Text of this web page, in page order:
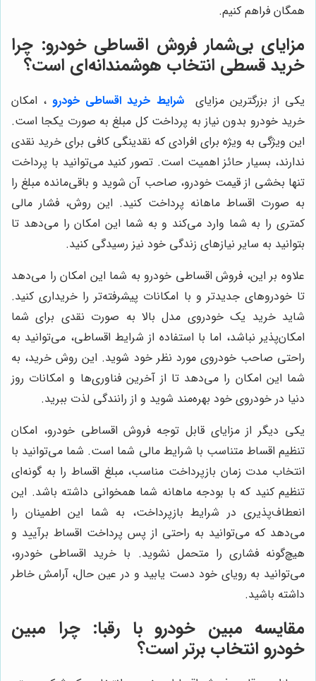
همگان فراهم کنیم.
مزایای بی‌شمار فروش اقساطی خودرو: چرا
خرید قسطی انتخاب هوشمندانه‌ای است؟
یکی از بزرگترین مزایای شرایط خرید اقساطی خودرو ، امکان
خرید خودرو بدون نیاز به پرداخت کل مبلغ به صورت یکجا است.
این ویژگی به ویژه برای افرادی که نقدینگی کافی برای خرید نقدی
ندارند، بسیار حائز اهمیت است. تصور کنید می‌توانید با پرداخت
تنها بخشی از قیمت خودرو، صاحب آن شوید و باقی‌مانده مبلغ را
به صورت اقساط ماهانه پرداخت کنید. این روش، فشار مالی
کمتری را به شما وارد می‌کند و به شما این امکان را می‌دهد تا
بتوانید به سایر نیازهای زندگی خود نیز رسیدگی کنید.
علاوه بر این، فروش اقساطی خودرو به شما این امکان را می‌دهد
تا خودروهای جدیدتر و با امکانات پیشرفته‌تر را خریداری کنید.
شاید خرید یک خودروی مدل بالا به صورت نقدی برای شما
امکان‌پذیر نباشد، اما با استفاده از شرایط اقساطی، می‌توانید به
راحتی صاحب خودروی مورد نظر خود شوید. این روش خرید، به
شما این امکان را می‌دهد تا از آخرین فناوری‌ها و امکانات روز
دنیا در خودروی خود بهره‌مند شوید و از رانندگی لذت ببرید.
یکی دیگر از مزایای قابل توجه فروش اقساطی خودرو، امکان
تنظیم اقساط متناسب با شرایط مالی شما است. شما می‌توانید با
انتخاب مدت زمان بازپرداخت مناسب، مبلغ اقساط را به گونه‌ای
تنظیم کنید که با بودجه ماهانه شما همخوانی داشته باشد. این
انعطاف‌پذیری در شرایط بازپرداخت، به شما این اطمینان را
می‌دهد که می‌توانید به راحتی از پس پرداخت اقساط برآیید و
هیچ‌گونه فشاری را متحمل نشوید. با خرید اقساطی خودرو،
می‌توانید به رویای خود دست یابید و در عین حال، آرامش خاطر
داشته باشید.
مقایسه مبین خودرو با رقبا: چرا مبین
خودرو انتخاب برتر است؟